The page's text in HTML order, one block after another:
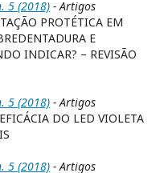
5 (2018) - Artigos
PROTÉTICA EM
E
INDICAR? – REVISÃO
5 (2018) - Artigos
DO LED VIOLETA
5 (2018) - Artigos